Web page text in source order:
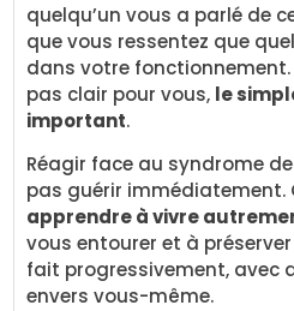
quelqu’un vous a parlé de
que vous ressentez que
dans votre fonctionnement.
pas clair pour vous, le
important.
Réagir face au syndrome
pas guérir immédiatement.
apprendre à vivre
vous entourer et à
fait progressivement, avec
envers vous-même.